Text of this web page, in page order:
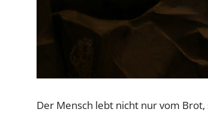
Der Mensch lebt nicht nur vom